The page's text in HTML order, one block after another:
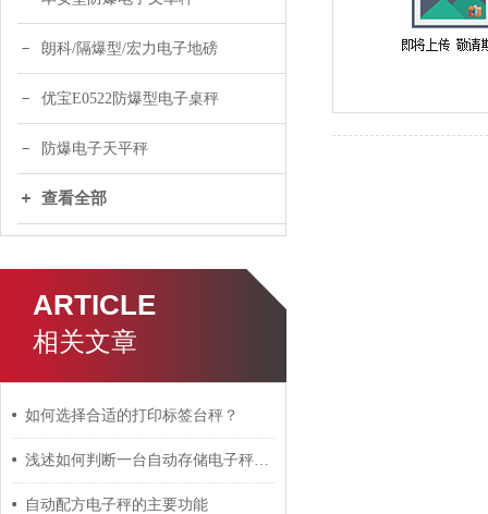
朗科/隔爆型/宏力电子地磅
优宝E0522防爆型电子桌秤
防爆电子天平秤
查看全部
ARTICLE
相关文章
如何选择合适的打印标签台秤？
浅述如何判断一台自动存储电子秤的好坏
自动配方电子秤的主要功能